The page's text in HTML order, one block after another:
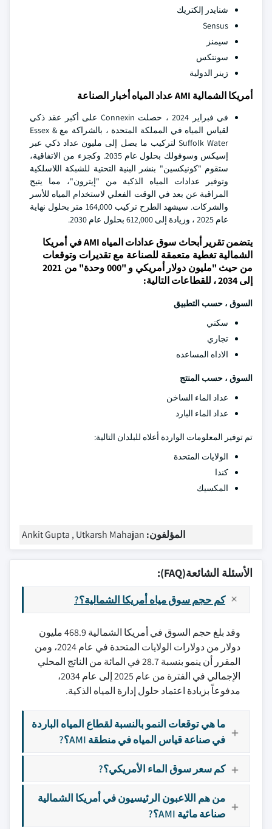
شنايدر إلكتريك
Sensus
سيمنز
سونتكس
زينر الدولية
أمريكا الشمالية AMI عداد المياه أخبار الصناعة
في فبراير 2024 ، حصلت Connexin على أكبر عقد ذكي
لقياس المياه في المملكة المتحدة ، بالشراكة مع Essex &
Suffolk Water لتركيب ما يصل إلى مليون عداد ذكي عبر
إسيكس وسوفولك بحلول عام 2035. وكجزء من الاتفاقية،
ستقوم "كونيكسين" بنشر البنية التحتية للشبكة اللاسلكية
وتوفير عدادات المياه الذكية من "إيترون"، مما يتيح
المراقبة عن بعد في الوقت الفعلي لاستخدام المياه للأسر
والشركات. سيشهد الطرح تركيب 164,000 متر بحلول نهاية
عام 2025 ، وزيادة إلى 612,000 بحلول عام 2030.
يتضمن تقرير أبحاث سوق عدادات المياه AMI في أمريكا
الشمالية تغطية متعمقة للصناعة مع تقديرات وتوقعات
من حيث "مليون دولار أمريكي و "000 وحدة" من 2021
إلى 2034 ، للقطاعات التالية:
السوق ، حسب التطبيق
سكني
تجاري
الاداه المساعده
السوق ، حسب المنتج
عداد الماء الساخن
عداد الماء البارد
تم توفير المعلومات الواردة أعلاه للبلدان التالية:
الولايات المتحدة
كندا
المكسيك
المؤلفون: Ankit Gupta , Utkarsh Mahajan
الأسئلة الشائعة(FAQ):
كم حجم سوق مياه أمريكا الشمالية؟?
وقد بلغ حجم السوق في أمريكا الشمالية 468.9 مليون
دولار من دولارات الولايات المتحدة في عام 2024، ومن
المقرر أن ينمو بنسبة 28.7 في المائة من الناتج المحلي
الإجمالي في الفترة من عام 2025 إلى عام 2034،
مدفوعاً بزيادة اعتماد حلول إدارة المياه الذكية.
ما هي توقعات النمو بالنسبة لقطاع المياه الباردة
في صناعة قياس المياه في منطقة AMI؟?
كم سعر سوق الماء الأمريكي؟?
من هم اللاعبون الرئيسيون في أمريكا الشمالية
صناعة مائية AMI؟?